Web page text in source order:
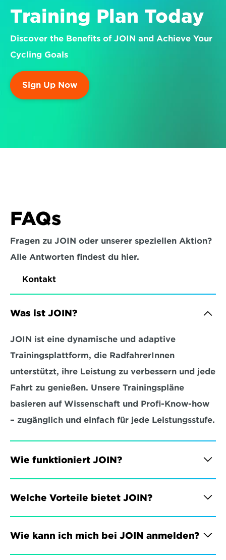
Training Plan Today
Discover the Benefits of JOIN and Achieve Your
Cycling Goals
Sign Up Now
FAQs
Fragen zu JOIN oder unserer speziellen Aktion?
Alle Antworten findest du hier.
Kontakt
Was ist JOIN?
JOIN ist eine dynamische und adaptive
Trainingsplattform, die RadfahrerInnen
unterstützt, ihre Leistung zu verbessern und jede
Fahrt zu genießen. Unsere Trainingspläne
basieren auf Wissenschaft und Profi-Know-how
– zugänglich und einfach für jede Leistungsstufe.
Wie funktioniert JOIN?
Welche Vorteile bietet JOIN?
Wie kann ich mich bei JOIN anmelden?